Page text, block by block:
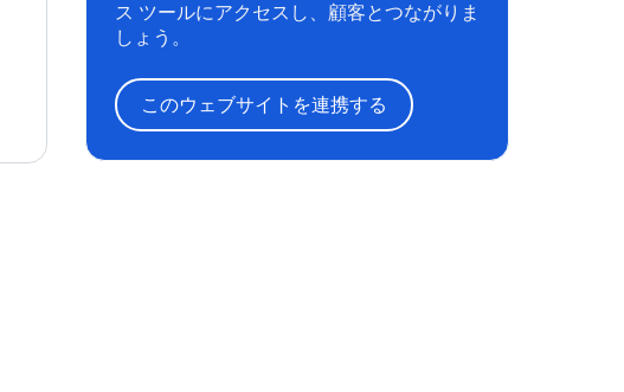
ス ツールにアクセスし、顧客とつながりま
しょう。
このウェブサイトを連携する